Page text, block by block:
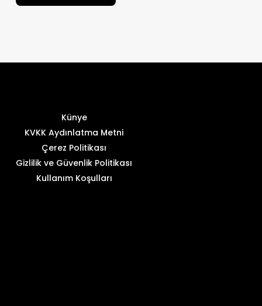
Künye
KVKK Aydınlatma Metni
Çerez Politikası
Gizlilik ve Güvenlik Politikası
Kullanım Koşulları